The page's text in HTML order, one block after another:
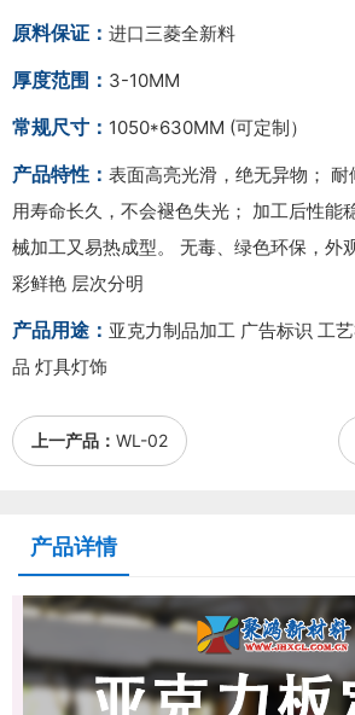
原料保证： 进口三菱全新料
厚度范围： 3-10MM
常规尺寸： 1050*630MM (可定制）
产品特性： 表面高亮光滑，绝无异物；
用寿命长久，不会褪色失光； 加工后性能
械加工又易热成型。 无毒、绿色环保，外
彩鲜艳 层次分明
产品用途： 亚克力制品加工 广告标识 工
品 灯具灯饰
上一产品： WL-02
产品详情